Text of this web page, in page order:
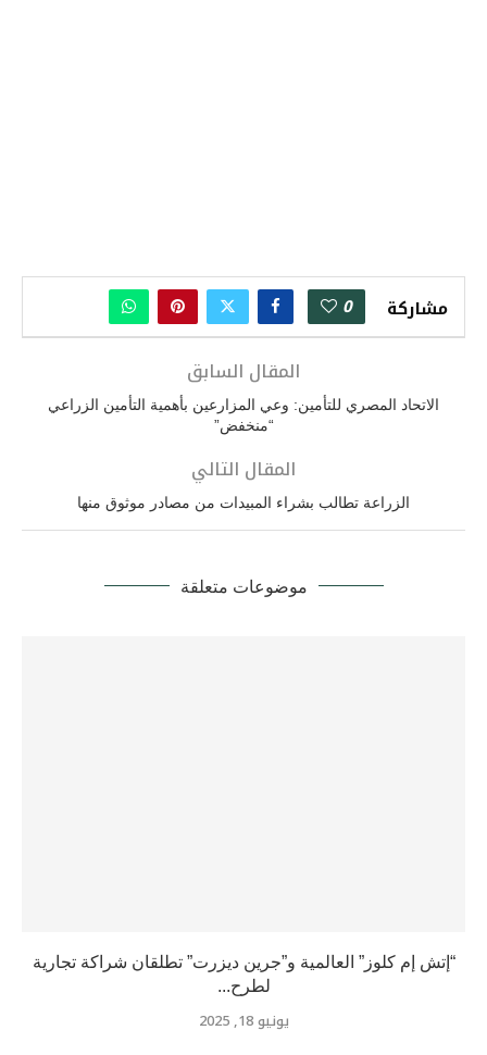
مشاركة 0
المقال السابق
الاتحاد المصري للتأمين: وعي المزارعين بأهمية التأمين الزراعي
“منخفض”
المقال التالي
الزراعة تطالب بشراء المبيدات من مصادر موثوق منها
موضوعات متعلقة
“إتش إم كلوز” العالمية و”جرين ديزرت” تطلقان شراكة تجارية
لطرح...
يونيو 18, 2025